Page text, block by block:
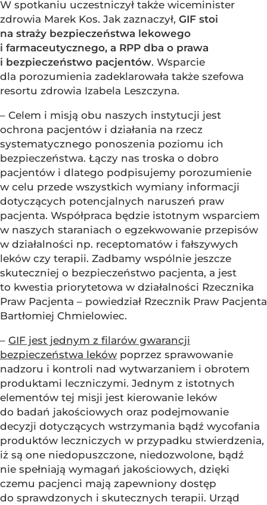
W spotkaniu uczestniczył także wiceminister
zdrowia Marek Kos. Jak zaznaczył, GIF stoi
na straży bezpieczeństwa lekowego
i farmaceutycznego, a RPP dba o prawa
i bezpieczeństwo pacjentów. Wsparcie
dla porozumienia zadeklarowała także szefowa
resortu zdrowia Izabela Leszczyna.
– Celem i misją obu naszych instytucji jest
ochrona pacjentów i działania na rzecz
systematycznego ponoszenia poziomu ich
bezpieczeństwa. Łączy nas troska o dobro
pacjentów i dlatego podpisujemy porozumienie
w celu przede wszystkich wymiany informacji
dotyczących potencjalnych naruszeń praw
pacjenta. Współpraca będzie istotnym wsparciem
w naszych staraniach o egzekwowanie przepisów
w działalności np. receptomatów i fałszywych
leków czy terapii. Zadbamy wspólnie jeszcze
skuteczniej o bezpieczeństwo pacjenta, a jest
to kwestia priorytetowa w działalności Rzecznika
Praw Pacjenta – powiedział Rzecznik Praw Pacjenta
Bartłomiej Chmielowiec.
– GIF jest jednym z filarów gwarancji
bezpieczeństwa leków poprzez sprawowanie
nadzoru i kontroli nad wytwarzaniem i obrotem
produktami leczniczymi. Jednym z istotnych
elementów tej misji jest kierowanie leków
do badań jakościowych oraz podejmowanie
decyzji dotyczących wstrzymania bądź wycofania
produktów leczniczych w przypadku stwierdzenia,
iż są one niedopuszczone, niedozwolone, bądź
nie spełniają wymagań jakościowych, dzięki
czemu pacjenci mają zapewniony dostęp
do sprawdzonych i skutecznych terapii. Urząd